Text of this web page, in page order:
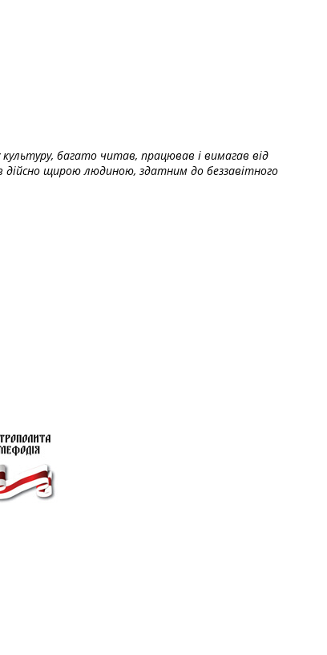
багато читав, працював і вимагав від
дійсно щирою людиною, здатним до беззавітного